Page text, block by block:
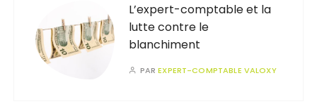
L’expert-comptable et la
lutte contre le
blanchiment
PAREXPERT-COMPTABLE VALOXY